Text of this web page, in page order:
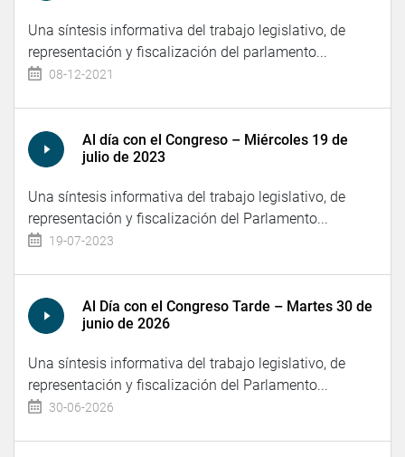
Una síntesis informativa del trabajo legislativo, de
representación y fiscalización del parlamento...
08-12-2021
Al día con el Congreso – Miércoles 19 de
julio de 2023
Una síntesis informativa del trabajo legislativo, de
representación y fiscalización del Parlamento...
19-07-2023
Al Día con el Congreso Tarde – Martes 30 de
junio de 2026
Una síntesis informativa del trabajo legislativo, de
representación y fiscalización del Parlamento...
30-06-2026